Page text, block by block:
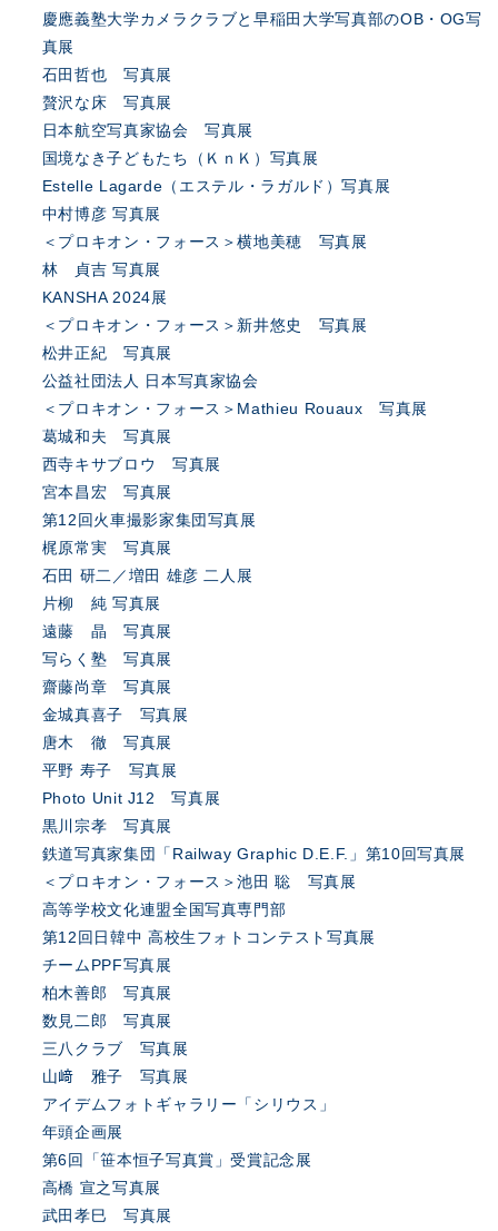
慶應義塾大学カメラクラブと早稲田大学写真部のOB・OG写
真展
石田哲也 写真展
贅沢な床 写真展
日本航空写真家協会 写真展
国境なき子どもたち（ＫｎＫ）写真展
Estelle Lagarde（エステル・ラガルド）写真展
中村博彦 写真展
＜プロキオン・フォース＞横地美穂 写真展
林 貞吉 写真展
KANSHA 2024展
＜プロキオン・フォース＞新井悠史 写真展
松井正紀 写真展
公益社団法人 日本写真家協会
＜プロキオン・フォース＞Mathieu Rouaux 写真展
葛城和夫 写真展
西寺キサブロウ 写真展
宮本昌宏 写真展
第12回火車撮影家集団写真展
梶原常実 写真展
石田 研二／増田 雄彦 二人展
片柳 純 写真展
遠藤 晶 写真展
写らく塾 写真展
齋藤尚章 写真展
金城真喜子 写真展
唐木 徹 写真展
平野 寿子 写真展
Photo Unit J12 写真展
黒川宗孝 写真展
鉄道写真家集団「Railway Graphic D.E.F.」第10回写真展
＜プロキオン・フォース＞池田 聡 写真展
高等学校文化連盟全国写真専門部
第12回日韓中 高校生フォトコンテスト写真展
チームPPF写真展
柏木善郎 写真展
数見二郎 写真展
三八クラブ 写真展
山﨑 雅子 写真展
アイデムフォトギャラリー「シリウス」
年頭企画展
第6回「笹本恒子写真賞」受賞記念展
高橋 宣之写真展
武田孝巳 写真展